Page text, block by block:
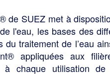
de SUEZ met à
l'eau, les bases des
du traitement de l’eau
appliquées aux
chaque utilisation de